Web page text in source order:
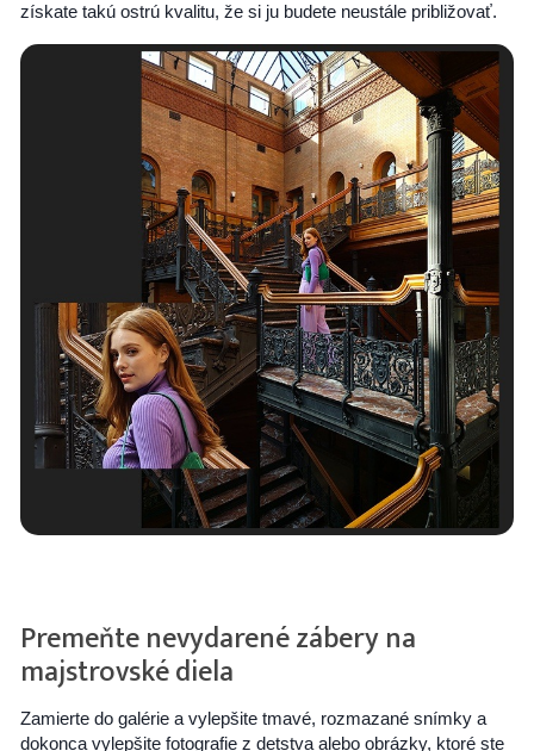
získate takú ostrú kvalitu, že si ju budete neustále približovať.
Premeňte nevydarené zábery na
majstrovské diela
Zamierte do galérie a vylepšite tmavé, rozmazané snímky a
dokonca vylepšite fotografie z detstva alebo obrázky, ktoré ste